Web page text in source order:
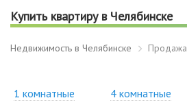
Купить квартиру в Челябинске
Недвижимость в Челябинске Продажа
1 комнатные
4 комнатные